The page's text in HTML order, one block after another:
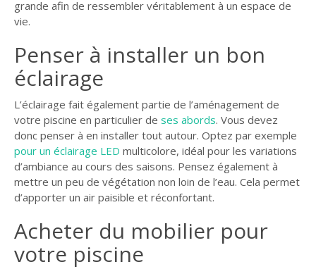
grande afin de ressembler véritablement à un espace de
vie.
Penser à installer un bon
éclairage
L’éclairage fait également partie de l’aménagement de
votre piscine en particulier de ses abords. Vous devez
donc penser à en installer tout autour. Optez par exemple
pour un éclairage LED multicolore, idéal pour les variations
d’ambiance au cours des saisons. Pensez également à
mettre un peu de végétation non loin de l’eau. Cela permet
d’apporter un air paisible et réconfortant.
Acheter du mobilier pour
votre piscine